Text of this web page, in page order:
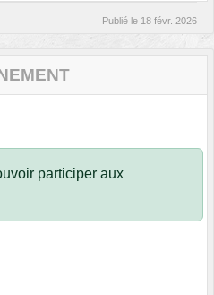
Publié le 18 févr. 2026
participer aux